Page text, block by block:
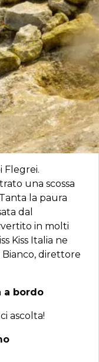
Flegrei.
una scossa
la paura
dal
in molti
Kiss Italia ne
direttore
a bordo
ascolta!